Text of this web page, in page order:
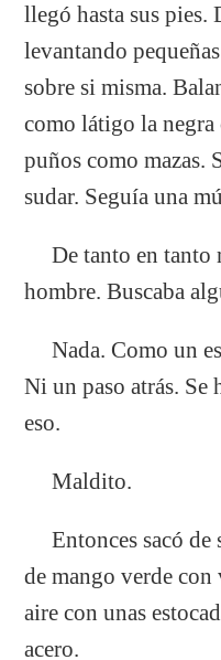
llegó hasta sus pies.
levantando
sobre si misma.
como látigo la
puños como mazas.
sudar. Seguía una
De tanto en tanto
hombre. Buscaba
Nada. Como un
Ni un paso atrás. Se
eso.
Maldito.
Entonces sacó de
de mango verde con
aire con unas
acero.